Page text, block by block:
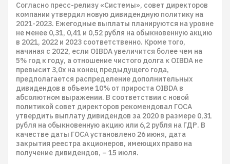
Согласно пресс-релизу «Системы», совет директоров
компании утвердил новую дивидендную политику на
2021-2023. Ежегодные выплаты планируются на уровне
не менее 0,31, 0,41 и 0,52 рубля на обыкновенную акцию
в 2021, 2022 и 2023 соответственно. Кроме того,
начиная с 2022, если OIBDA увеличится более чем на
5% год к году, а отношение чистого долга к OIBDA не
превысит 3,0x на конец предыдущего года,
предполагается распределение дополнительных
дивидендов в объеме 10% от прироста OIBDA в
абсолютном выражении. В соответствии с новой
политикой совет директоров рекомендовал ГОСА
утвердить выплату дивидендов за 2020 в размере 0,31
рубля на обыкновенную акцию или 6,2 рубля на ГДР. В
качестве даты ГОСА установлено 26 июня, дата
закрытия реестра акционеров, имеющих право на
получение дивидендов, – 15 июля.